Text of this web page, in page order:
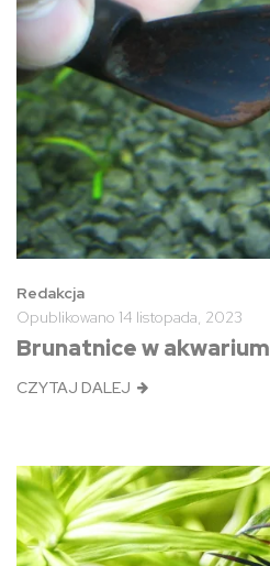
Redakcja
Opublikowano 14 listopada, 2023
Brunatnice w akwarium
CZYTAJ DALEJ